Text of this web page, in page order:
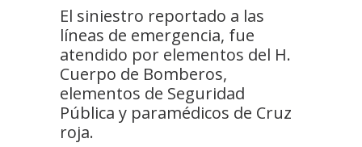
El siniestro reportado a las
líneas de emergencia, fue
atendido por elementos del H.
Cuerpo de Bomberos,
elementos de Seguridad
Pública y paramédicos de Cruz
roja.